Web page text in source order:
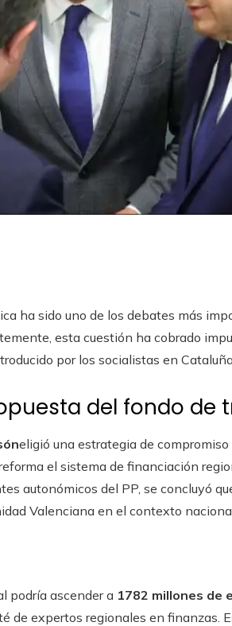
ha sido uno de los debates más
esta cuestión ha cobrado
por los socialistas en
del fondo de
eligió una estrategia de
el sistema de financiación
autonómicos del PP, se concluyó
Valenciana en el contexto
podría ascender a 1782 millones de
de expertos regionales en finanzas.